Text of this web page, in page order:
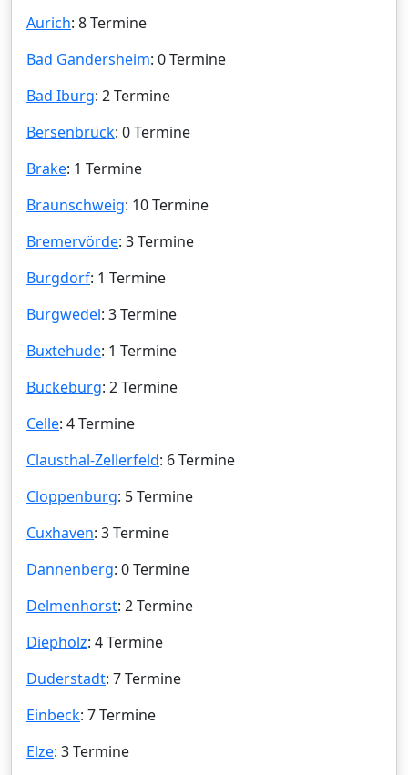
Aurich: 8 Termine
Bad Gandersheim: 0 Termine
Bad Iburg: 2 Termine
Bersenbrück: 0 Termine
Brake: 1 Termine
Braunschweig: 10 Termine
Bremervörde: 3 Termine
Burgdorf: 1 Termine
Burgwedel: 3 Termine
Buxtehude: 1 Termine
Bückeburg: 2 Termine
Celle: 4 Termine
Clausthal-Zellerfeld: 6 Termine
Cloppenburg: 5 Termine
Cuxhaven: 3 Termine
Dannenberg: 0 Termine
Delmenhorst: 2 Termine
Diepholz: 4 Termine
Duderstadt: 7 Termine
Einbeck: 7 Termine
Elze: 3 Termine